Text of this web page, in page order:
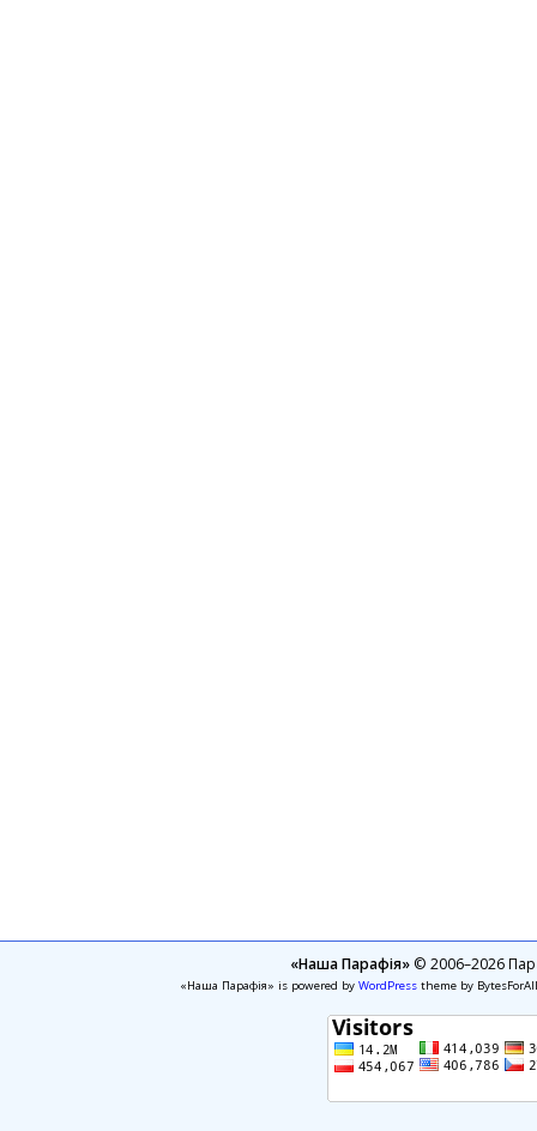
«Наша Парафія»© 2006–2026
«Наша Парафія» is powered by WordPresstheme by